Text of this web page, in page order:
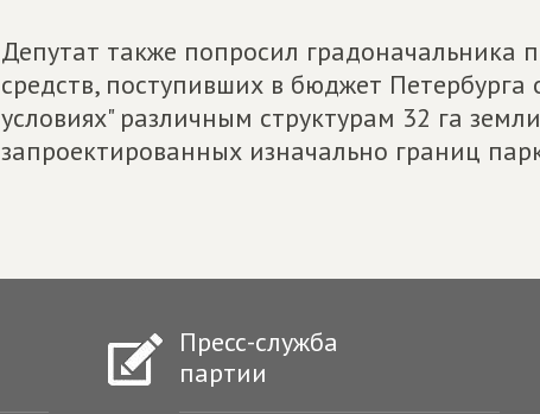
Депутат также попросил
средств, поступивших в бюджет
условиях" различным структурам 32 га
запроектированных изначально границ
Пресс-служба
партии